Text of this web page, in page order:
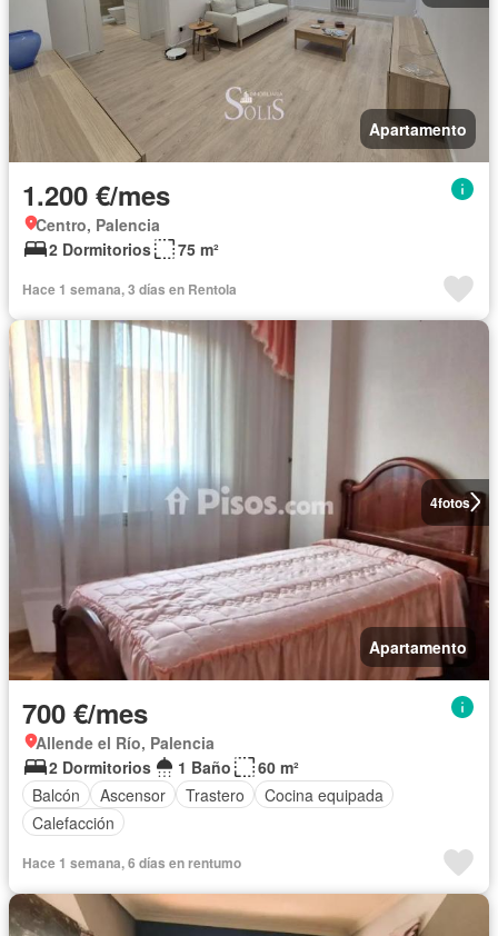
Apartamento
1.200 €/mes
Centro, Palencia
2 Dormitorios
75 m²
Hace 1 semana, 3 días en Rentola
4fotos
Apartamento
700 €/mes
Allende el Río, Palencia
2 Dormitorios
1 Baño
60 m²
Balcón
Ascensor Trastero
Cocina equipada
Calefacción
Hace 1 semana, 6 días en rentumo